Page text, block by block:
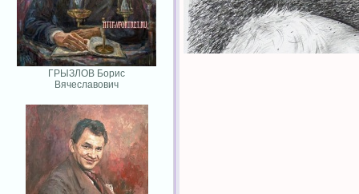
ГРЫЗЛОВ Борис
Вячеславович